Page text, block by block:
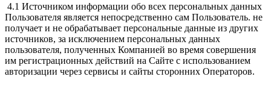
4.1 Источником информации обо всех персональных данных
Пользователя является непосредственно сам Пользователь. не
получает и не обрабатывает персональные данные из других
источников, за исключением персональных данных
пользователя, полученных Компанией во время совершения
им регистрационных действий на Сайте с использованием
авторизации через сервисы и сайты сторонних Операторов.